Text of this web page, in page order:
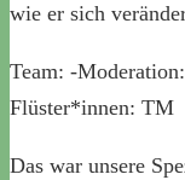
wie er sich
Team: -
Flüster*innen: TM
Das war unsere